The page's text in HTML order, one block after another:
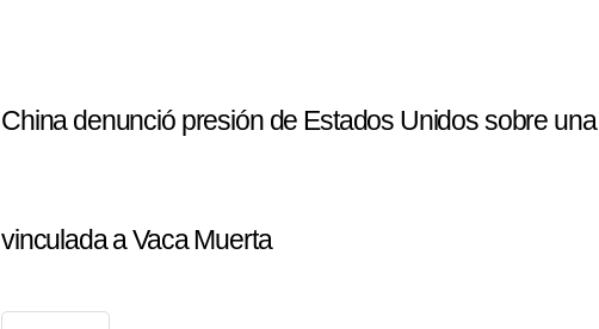
China denunció presión de Estados Unidos sobre
vinculada a Vaca Muerta